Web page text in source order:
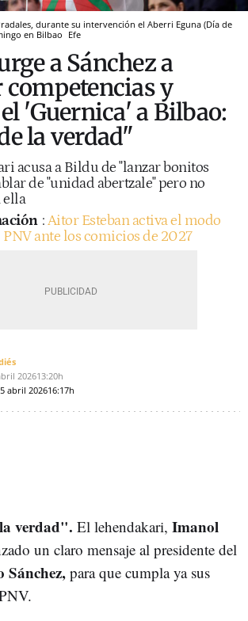
durante su intervención el Aberri Eguna (Día de
en Bilbao Efe
a Sánchez a
y
'Guernica' a Bilbao:
la verdad"
acusa a Bildu de "lanzar bonitos
de "unidad abertzale" pero no
:Aitor Esteban activa el modo
ante los comicios de 2027
202613:20h
5 abril 202616:17h
verdad". El lehendakari, Imanol
un claro mensaje al presidente del
Sánchez, para que cumpla ya sus